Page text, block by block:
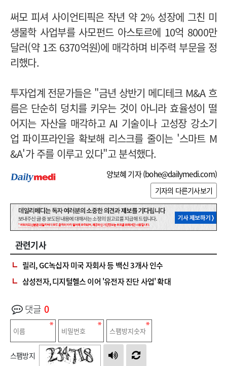
써모 피셔 사이언티픽은 작년 약 2% 성장에 그친 미
생물학 사업부를 사모펀드 아스토르에 10억 8000만
달러(약 1조 6370억원)에 매각하며 비주력 부문을 정
리했다.
투자업계 전문가들은 "금년 상반기 메디테크 M&A 흐
름은 단순히 덩치를 키우는 것이 아니라 효율성이 떨
어지는 자산을 매각하고 AI 기술이나 고성장 강소기
업 파이프라인을 확보해 리스크를 줄이는 '스마트 M
&A'가 주를 이루고 있다"고 분석했다.
양보혜 기자 (bohe@dailymedi.com)
기자의 다른기사보기
관련기사
릴리, GC녹십자 미국 자회사 등 백신 3개사 인수
삼성전자, 디지털헬스 이어 '유전자 진단 사업' 확대
댓글 0
스팸방지